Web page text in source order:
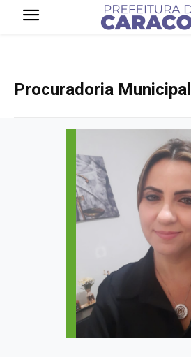
Procuradoria Municipal